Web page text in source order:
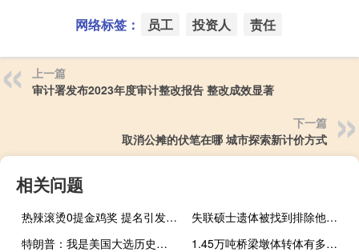
网络标签： 员工 投资人 责任
上一篇
审计署发布2023年度审计整改报告 整改成效显著
下一篇
取消公摊的伏笔在哪 城市探索新计价方式
相关问题
热辣滚烫0提金鸡奖 提名引发热议
失联硕士遗体被找到排除他杀 学校深感悲痛并慰问家属
特朗普：我是美国大选历史上唯一一个要打败两个对手的候选人——摇摆州成关键战场
1.45万吨桥梁墩体转体有多震撼 刷新云南新纪录